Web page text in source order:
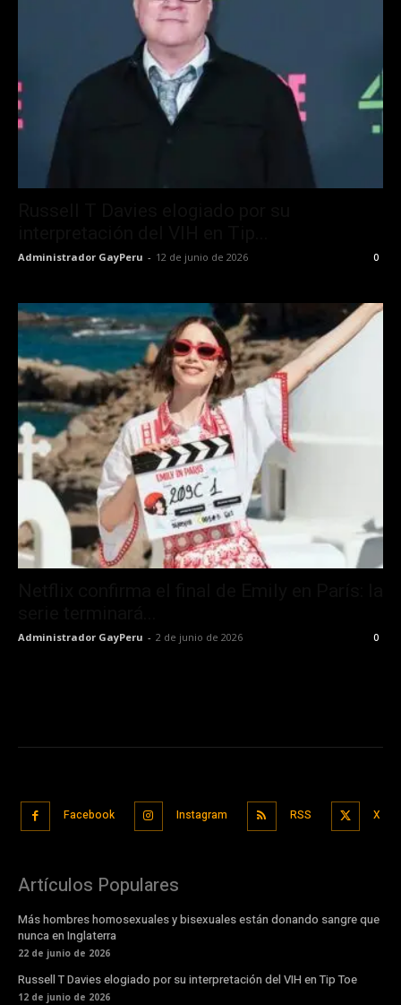
Administrador GayPeru - 12 de junio de 2026 0
Administrador GayPeru - 2 de junio de 2026 0
Facebook Instagram RSS X
Artículos Populares
Más hombres homosexuales y bisexuales están donando sangre que
nunca en Inglaterra
22 de junio de 2026
Russell T Davies elogiado por su interpretación del VIH en Tip Toe
12 de junio de 2026